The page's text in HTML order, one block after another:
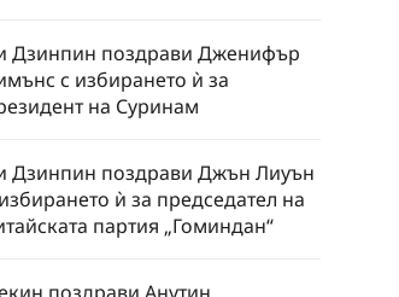
Дзинпин поздрави Дженифър
с избирането ѝ за
на Суринам
Дзинпин поздрави Джън Лиуън
ѝ за председател на
партия „Гоминдан“